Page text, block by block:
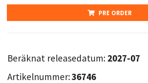
PRE ORDER
Beräknat releasedatum: 2027-07
Artikelnummer:36746